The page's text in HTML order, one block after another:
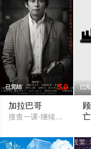
已完结 5.0
加拉巴哥
搜查一课·继续搜查班的
已